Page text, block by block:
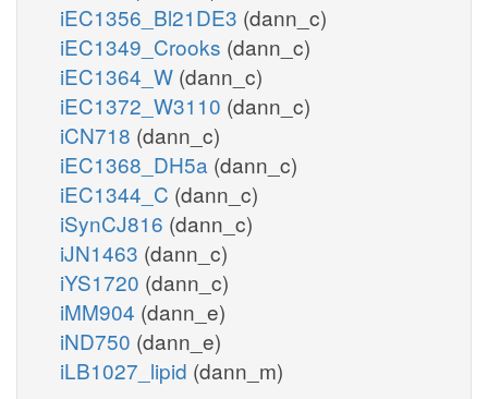
iEC1356_Bl21DE3 (dann_c)
iEC1349_Crooks (dann_c)
iEC1364_W (dann_c)
iEC1372_W3110 (dann_c)
iCN718 (dann_c)
iEC1368_DH5a (dann_c)
iEC1344_C (dann_c)
iSynCJ816 (dann_c)
iJN1463 (dann_c)
iYS1720 (dann_c)
iMM904 (dann_e)
iND750 (dann_e)
iLB1027_lipid (dann_m)